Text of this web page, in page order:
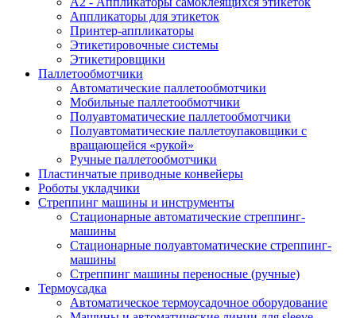
Аппликаторы для этикеток
Принтер-аппликаторы
Этикетировочные системы
Этикетировщики
Паллетообмотчики
Автоматические паллетообмотчики
Мобильные паллетообмотчики
Полуавтоматические паллетообмотчики
Полуавтоматические паллетоупаковщики с
вращающейся «рукой»
Ручные паллетообмотчики
Пластинчатые приводные конвейеры
Роботы укладчики
Стреппинг машины и инструменты
Стационарные автоматические стреппинг-
машины
Стационарные полуавтоматические стреппинг-
машины
Стреппинг машины переносные (ручные)
Термоусадка
Автоматическое термоусадочное оборудование